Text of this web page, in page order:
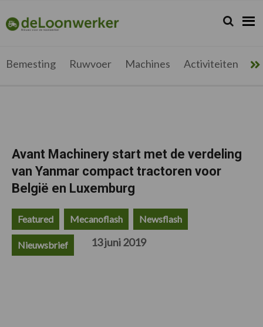
de
hoofdnavigatie
de
hoofd
de
eerste
de
voettekst
deloonwerker.be Zoeken...
Zoek
Bemesting Ruwvoer Machines Activiteiten
Avant Machinery start met de verdeling
van Yanmar compact tractoren voor
België en Luxemburg
Featured Mecanoflash Newsflash
Nieuwsbrief 13 juni 2019